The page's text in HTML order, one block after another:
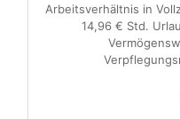
Arbeitsverhältnis in
14,96 € Std.